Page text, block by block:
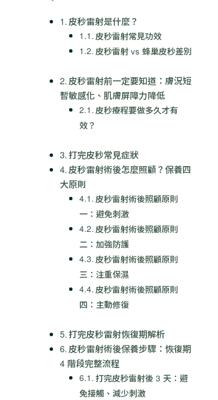
皮秒雷射是什麼？
皮秒雷射常見功效
皮秒雷射 vs 蜂巢皮秒差別
皮秒雷射前一定要知道：膚況短
暫敏感化、肌膚屏障力降低
皮秒療程要做多久才有
效？
打完皮秒常見症狀
皮秒雷射術後怎麼照顧？保養四
大原則
皮秒雷射術後照顧原則
一：避免刺激
皮秒雷射術後照顧原則
二：加強防護
皮秒雷射術後照顧原則
三：注重保濕
皮秒雷射術後照顧原則
四：主動修復
打完皮秒雷射恢復期解析
皮秒雷射術後保養步驟：恢復期
4 階段完整流程
打完皮秒雷射後 3 天：避
免接觸、減少刺激